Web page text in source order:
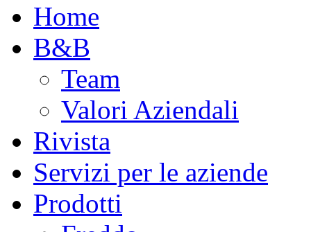
Home
B&B
Team
Valori Aziendali
Rivista
Servizi per le aziende
Prodotti